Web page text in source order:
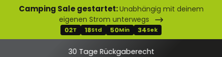
springen
Camping Sale gestartet:Unabhängig mit deinem
eigenen Strom unterwegs
02T 18Std 50Min 34Sek
30 Tage Rückgaberecht